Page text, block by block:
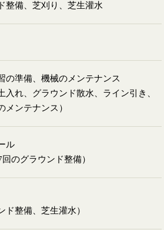
整備、芝刈り、芝生灌水
の準備、機械のメンテナンス
入れ、グラウンド散水、ライン引き、
メンテナンス）
ル
回のグラウンド整備）
ド整備、芝生灌水）